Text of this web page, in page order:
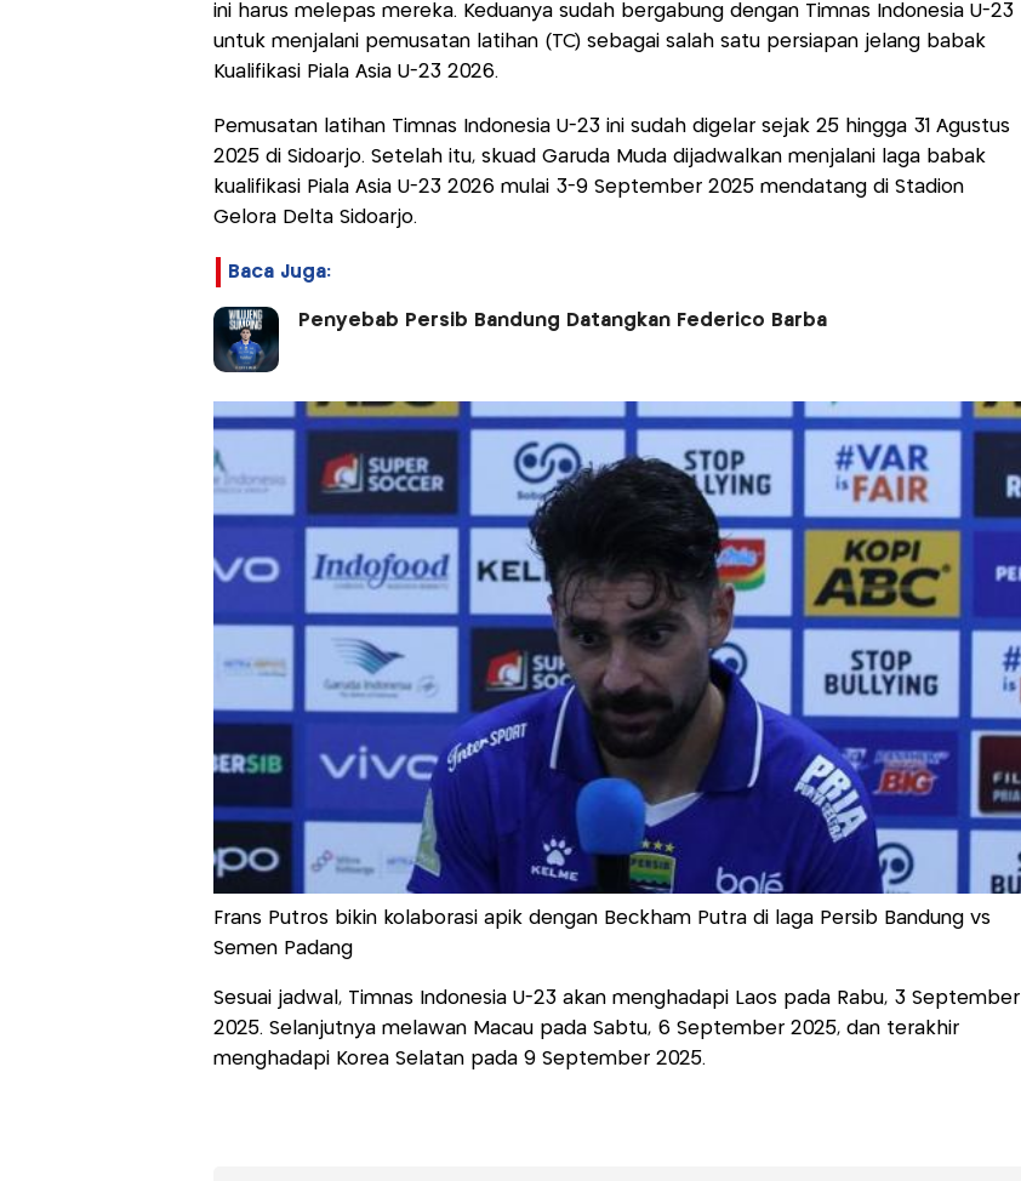
ini harus melepas mereka. Keduanya sudah bergabung dengan Timnas Indonesia U-23
untuk menjalani pemusatan latihan (TC) sebagai salah satu persiapan jelang babak
Kualifikasi Piala Asia U-23 2026.
Pemusatan latihan Timnas Indonesia U-23 ini sudah digelar sejak 25 hingga 31 Agustus
2025 di Sidoarjo. Setelah itu, skuad Garuda Muda dijadwalkan menjalani laga babak
kualifikasi Piala Asia U-23 2026 mulai 3-9 September 2025 mendatang di Stadion
Gelora Delta Sidoarjo.
Baca Juga:
Penyebab Persib Bandung Datangkan Federico Barba
Frans Putros bikin kolaborasi apik dengan Beckham Putra di laga Persib Bandung vs
Semen Padang
Sesuai jadwal, Timnas Indonesia U-23 akan menghadapi Laos pada Rabu, 3 September
2025. Selanjutnya melawan Macau pada Sabtu, 6 September 2025, dan terakhir
menghadapi Korea Selatan pada 9 September 2025.